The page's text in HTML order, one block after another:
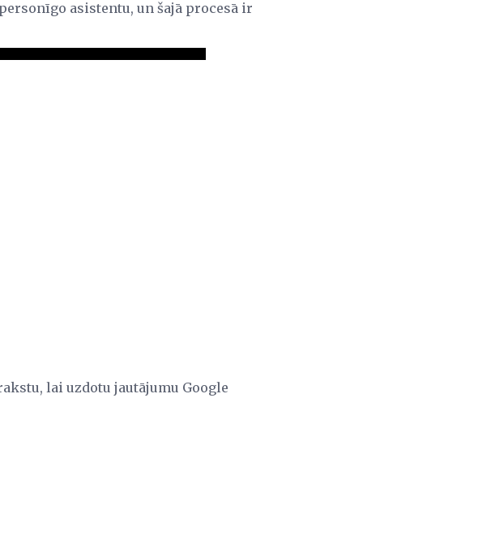
asistentu, un šajā procesā ir
lai uzdotu jautājumu Google